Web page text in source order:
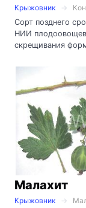
Крыжовник
Сорт позднего
НИИ
скрещивания
Малахит
Крыжовник